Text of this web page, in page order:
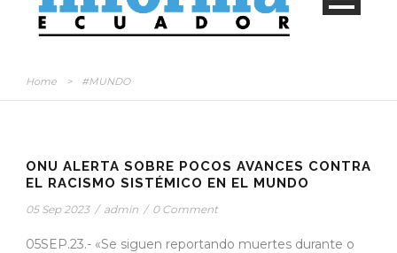
Home > #MUNDO
ONU ALERTA SOBRE POCOS AVANCES CONTRA
EL RACISMO SISTÉMICO EN EL MUNDO
05 Sep 2023 / admin / 0 Comment
05SEP.23.- «Se siguen reportando muertes durante o